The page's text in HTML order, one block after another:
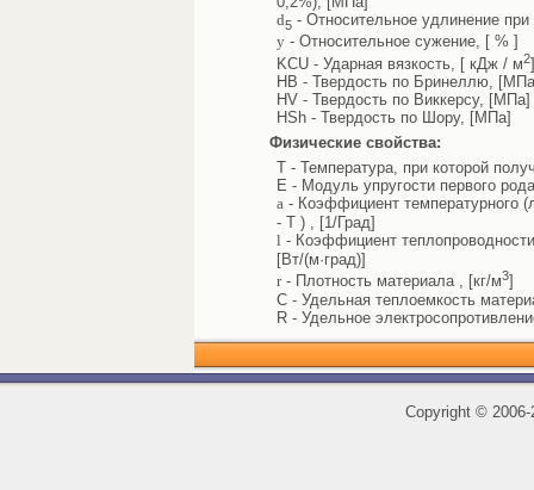
d5- Относительное удлинение
y- Относительное сужение, [ % ]
KCU - Ударная вязкость, [ кДж / м2]
HB - Твердость по Бринеллю,
HV - Твердость по Виккерсу, [МПа]
HSh - Твердость по Шору, [МПа]
Физические свойства:
T - Температура, при которой
E - Модуль упругости первого
a- Коэффициент температурного
- T ) , [1/Град]
l - Коэффициент
[Вт/(м·град)]
r- Плотность материала , [кг/м3]
C - Удельная теплоемкость
R - Удельное
Copyright ©